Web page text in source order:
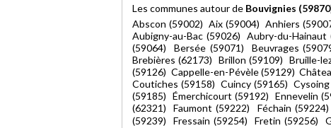
Les communes autour de Bouvignies
Abscon (59002) Aix (59004) Anhiers
Aubigny-au-Bac (59026) Aubry-du-
(59064) Bersée (59071) Beuvrages
Brebières (62173) Brillon (59109) Bruille-
(59126) Cappelle-en-Pévèle (59129)
Coutiches (59158) Cuincy (59165)
(59185) Émerchicourt (59192) Ennevelin
(62321) Faumont (59222) Féchain
(59239) Fressain (59254) Fretin (59256)